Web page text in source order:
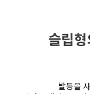
슬립
발등을